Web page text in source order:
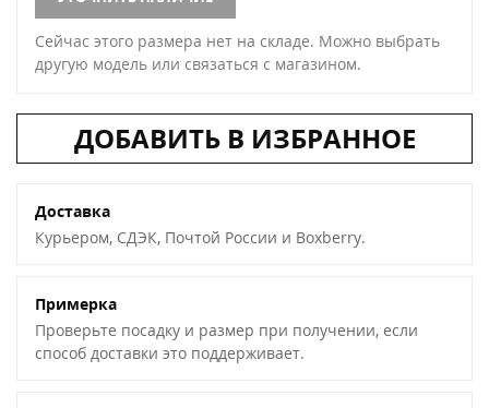
Сейчас этого размера нет на складе. Можно выбрать
другую модель или связаться с магазином.
ДОБАВИТЬ В ИЗБРАННОЕ
Доставка
Курьером, СДЭК, Почтой России и Boxberry.
Примерка
Проверьте посадку и размер при получении, если
способ доставки это поддерживает.